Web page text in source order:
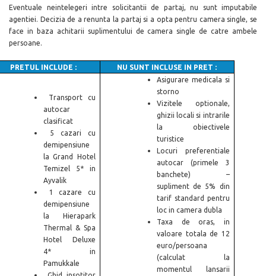
Eventuale neintelegeri intre solicitantii de partaj, nu sunt imputabile
agentiei. Decizia de a renunta la partaj si a opta pentru camera single, se
face in baza achitarii suplimentului de camera single de catre ambele
persoane.
PRETUL INCLUDE : NU SUNT INCLUSE IN PRET :
Transport cu
autocar
clasificat
5 cazari cu
demipensiune
la Grand Hotel
Temizel 5* in
Ayvalik
1 cazare cu
demipensiune
la Hierapark
Thermal & Spa
Hotel Deluxe
4* in
Pamukkale
Asigurare medicala si
storno
Vizitele optionale,
ghizii locali si intrarile
la obiectivele
turistice
Locuri preferentiale
autocar (primele 3
banchete) –
supliment de 5% din
tarif standard pentru
loc in camera dubla
Taxa de oras, in
valoare totala de 12
euro/persoana
(calculat la
momentul lansarii